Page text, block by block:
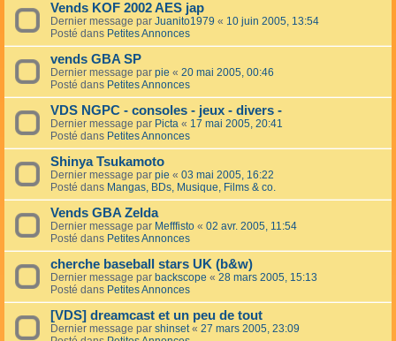
Vends KOF 2002 AES jap
Dernier message par Juanito1979 « 10 juin 2005, 13:54
Posté dans Petites Annonces
vends GBA SP
Dernier message par pie « 20 mai 2005, 00:46
Posté dans Petites Annonces
VDS NGPC - consoles - jeux - divers -
Dernier message par Picta « 17 mai 2005, 20:41
Posté dans Petites Annonces
Shinya Tsukamoto
Dernier message par pie « 03 mai 2005, 16:22
Posté dans Mangas, BDs, Musique, Films & co.
Vends GBA Zelda
Dernier message par Mefffisto « 02 avr. 2005, 11:54
Posté dans Petites Annonces
cherche baseball stars UK (b&w)
Dernier message par backscope « 28 mars 2005, 15:13
Posté dans Petites Annonces
[VDS] dreamcast et un peu de tout
Dernier message par shinset« 27 mars 2005, 23:09